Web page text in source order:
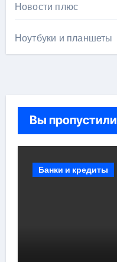
Новости плюс
Ноутбуки и планшеты
Вы пропустили
Банки и кредиты